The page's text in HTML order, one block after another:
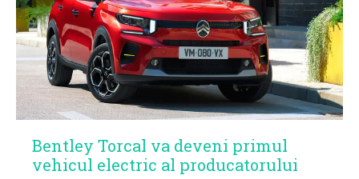
Bentley Torcal va deveni primul
vehicul electric al producatorului